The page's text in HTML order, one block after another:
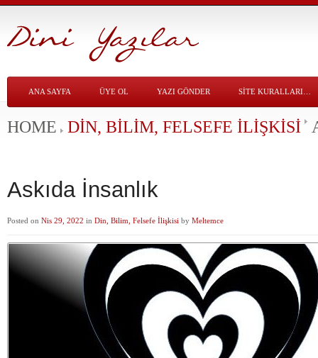
ANA SAYFA ÜYE OL YAZI GÖNDER SITE KURALLARI…
HOME DIN, BILIM, FELSEFE İLIŞKISI
Askıda İnsanlık
Posted on Nis 29, 2022 in Din, Bilim, Felsefe İlişkisi by Meltemce